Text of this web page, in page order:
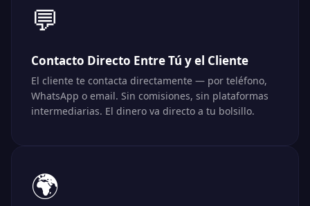
💬
Contacto Directo Entre Tú y el Cliente
El cliente te contacta directamente — por teléfono,
WhatsApp o email. Sin comisiones, sin plataformas
intermediarias. El dinero va directo a tu bolsillo.
🌍